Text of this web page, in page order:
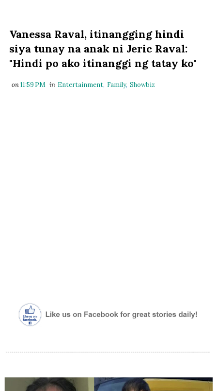
Vanessa Raval, itinangging hindi
siya tunay na anak ni Jeric Raval:
"Hindi po ako itinanggi ng tatay ko"
on11:59 PM in Entertainment, Family, Showbiz